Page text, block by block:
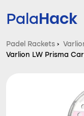
PalaHack
Padel
Vragen
Padel Rackets ›
Varlion LW Prisma